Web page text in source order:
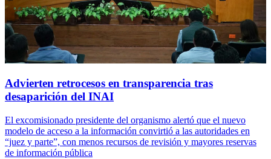
Advierten retrocesos en transparencia tras
desaparición del INAI
El excomisionado presidente del organismo alertó que el nuevo
modelo de acceso a la información convirtió a las autoridades en
“juez y parte”, con menos recursos de revisión y mayores reservas
de información pública